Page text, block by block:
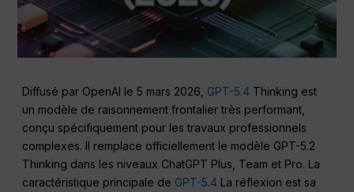
Diffusé par OpenAI le 5 mars 2026, GPT-5.4 Thinking est
un modèle de raisonnement frontalier très performant,
conçu spécifiquement pour les travaux professionnels
complexes. Il remplace officiellement le modèle GPT-5.2
Thinking dans les niveaux ChatGPT Plus, Team et Pro. La
caractéristique principale de GPT-5.4 La réflexion est sa